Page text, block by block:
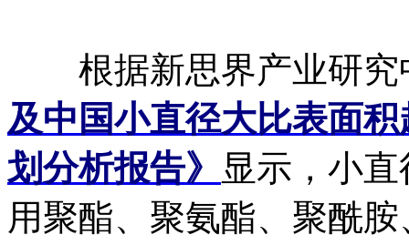
根据新思界产业研究
及中国小直径大比表面
划分析报告》 显示，小
用聚酯、聚氨酯、聚酰